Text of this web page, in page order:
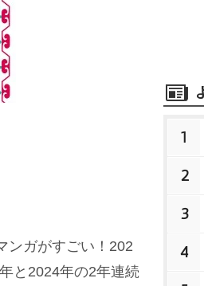
ガがすごい！202
と2024年の2年連続
1
2
3
4